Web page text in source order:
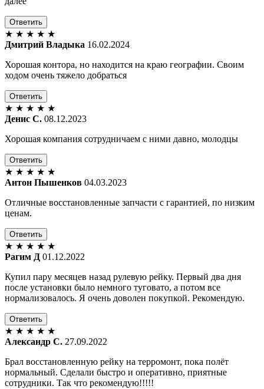
Ответить
★ ★ ★ ★ ★
Дмитрий Владыка 16.02.2024
Хорошая контора, но находится на краю географии. Своим
ходом очень тяжело добраться
Ответить
★ ★ ★ ★ ★
Денис С. 08.12.2023
Хорошая компания сотрудничаем с ними давно, молодцы
Ответить
★ ★ ★ ★ ★
Антон Пышенков 04.03.2023
Отличные восстановленные запчасти с гарантией, по низким
ценам.
Ответить
★ ★ ★ ★ ★
Рагим Д 01.12.2022
Купил пару месяцев назад рулевую рейку. Первый два дня
после установки было немного туговато, а потом все
нормализовалось. Я очень доволен покупкой. Рекомендую.
Ответить
★ ★ ★ ★ ★
Александр С. 27.09.2022
Брал восстановленную рейку на терромонт, пока полёт
нормальный. Сделали быстро и оперативно, приятные
сотрудники. Так что рекомендую!!!!!